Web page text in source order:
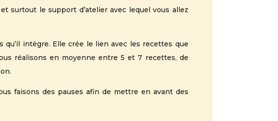
surtout le support d’atelier avec lequel vous allez
intègre. Elle crée le lien avec les recettes que
réalisons en moyenne entre 5 et 7 recettes, de
faisons des pauses afin de mettre en avant des